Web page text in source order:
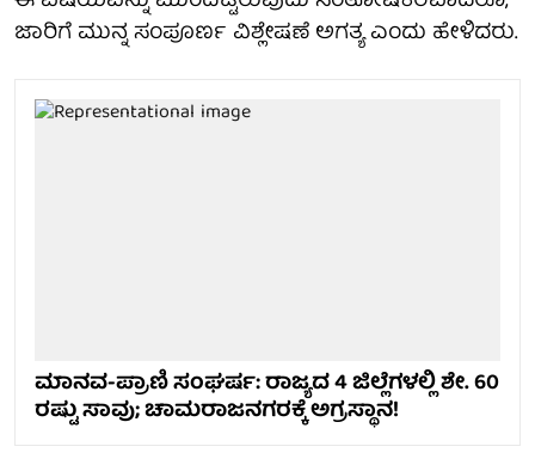
ಜಾರಿಗೆ ಮುನ್ನ ಸಂಪೂರ್ಣ ವಿಶ್ಲೇಷಣೆ ಅಗತ್ಯ ಎಂದು ಹೇಳಿದರು.
ಮಾನವ-ಪ್ರಾಣಿ ಸಂಘರ್ಷ: ರಾಜ್ಯದ 4 ಜಿಲ್ಲೆಗಳಲ್ಲಿ ಶೇ. 60
ರಷ್ಟು ಸಾವು; ಚಾಮರಾಜನಗರಕ್ಕೆ ಅಗ್ರಸ್ಥಾನ!